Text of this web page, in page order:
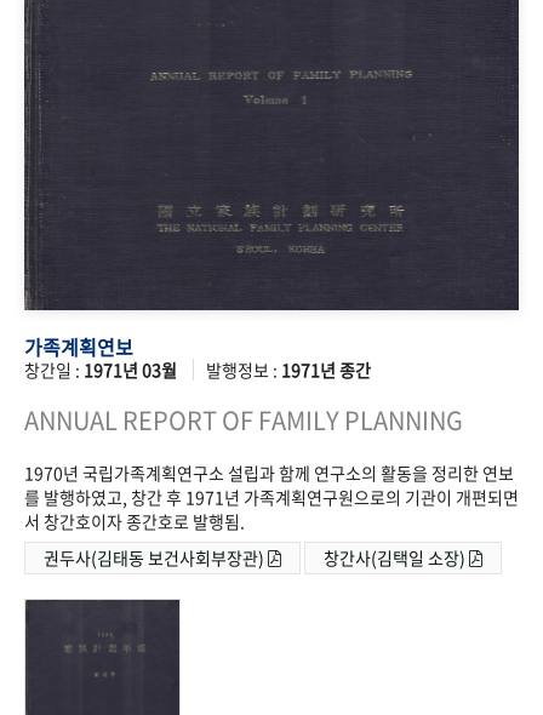
가족계획연보
창간일 : 1971년 03월 발행정보 : 1971년 종간
ANNUAL REPORT OF FAMILY PLANNING
1970년 국립가족계획연구소 설립과 함께 연구소의 활동을 정리한 연보
를 발행하였고, 창간 후 1971년 가족계획연구원으로의 기관이 개편되면
서 창간호이자 종간호로 발행됨.
권두사(김태동 보건사회부장관)
창간사(김택일 소장)